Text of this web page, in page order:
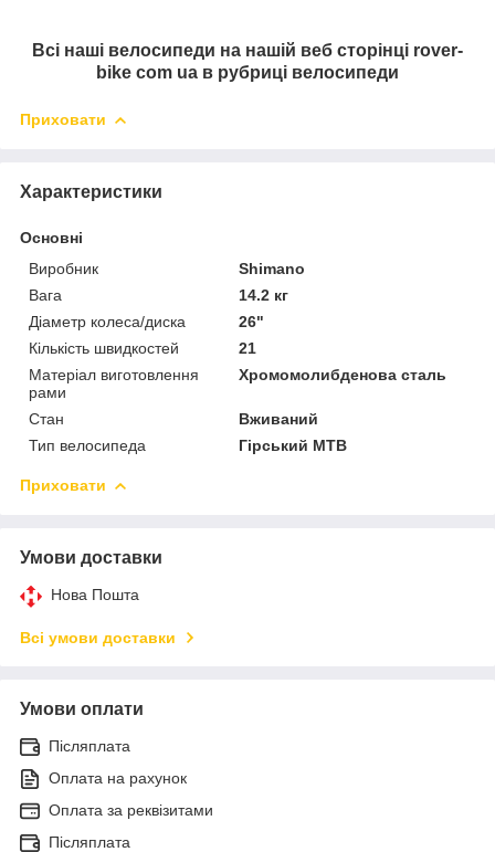
Всі наші велосипеди на нашій веб сторінці rover-
bike com ua в рубриці велосипеди
Приховати
Характеристики
Основні
Виробник
Shimano
Вага
14.2 кг
Діаметр колеса/диска
26"
Кількість швидкостей
21
Матеріал виготовлення
рами
Хромомолибденова сталь
Стан
Вживаний
Тип велосипеда
Гірський MTB
Приховати
Умови доставки
Нова Пошта
Всі умови доставки
Умови оплати
Післяплата
Оплата на рахунок
Оплата за реквізитами
Післяплата